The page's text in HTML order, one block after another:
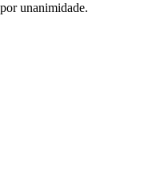
unanimidade.